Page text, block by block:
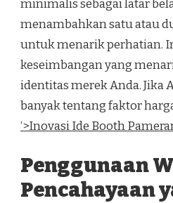
minimalis sebagai latar
menambahkan satu atau
untuk menarik perhatian.
keseimbangan yang
identitas merek Anda. Jika
banyak tentang faktor
‘>Inovasi Ide Booth
Penggunaan
Pencahayaan